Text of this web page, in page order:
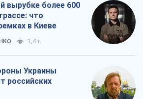
вырубке более 600
что
в Киеве
1,4 т.
Украины
российских